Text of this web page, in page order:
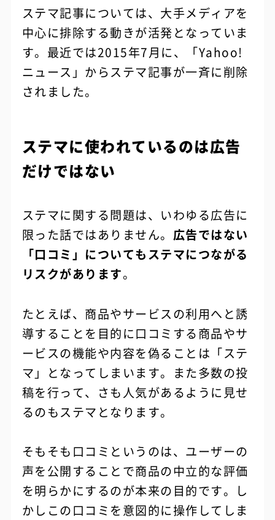
ステマ記事については、大手メディアを
中心に排除する動きが活発となっていま
す。最近では2015年7月に、「Yahoo!
ニュース」からステマ記事が一斉に削除
されました。
ステマに使われているのは広告
だけではない
ステマに関する問題は、いわゆる広告に
限った話ではありません。 広告ではない
「口コミ」についてもステマにつながる
リスクがあります。
たとえば、商品やサービスの利用へと誘
導することを目的に口コミする商品やサ
ービスの機能や内容を偽ることは「ステ
マ」となってしまいます。また多数の投
稿を行って、さも人気があるように見せ
るのもステマとなります。
そもそも口コミというのは、ユーザーの
声を公開することで商品の中立的な評価
を明らかにするのが本来の目的です。し
かしこの口コミを意図的に操作してしま